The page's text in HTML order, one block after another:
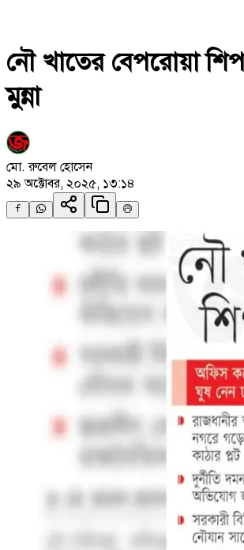
নৌ খাতের বেপরোয়া শিপ
মুন্না
মো. রুবেল হোসেন
২৯ অক্টোবর, ২০২৫, ১৩:১৪